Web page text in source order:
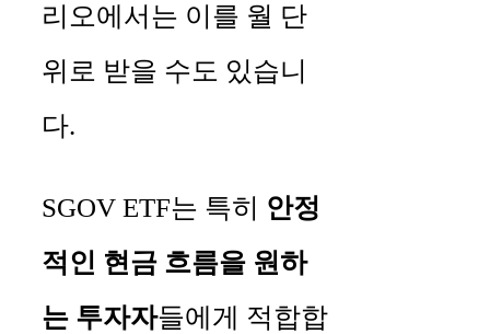
리오에서는 이를 월 단
위로 받을 수도 있습니
다.
SGOV ETF는 특히 안정
적인 현금 흐름을 원하
는 투자자들에게 적합합